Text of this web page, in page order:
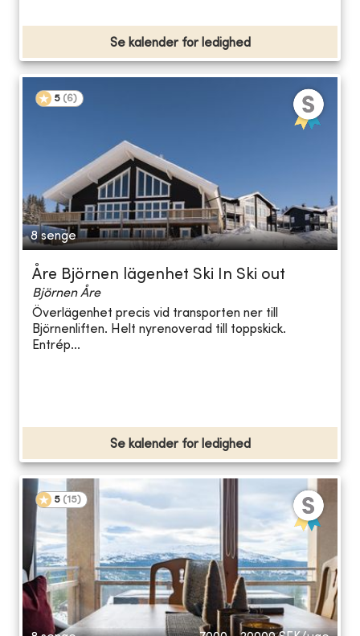
Se kalender for ledighed
5 (6)
8 senge
Åre Björnen lägenhet Ski In Ski out
Björnen Åre
Överlägenhet precis vid transporten ner till
Björnenliften. Helt nyrenoverad till toppskick.
Entrép...
Se kalender for ledighed
5 (15)